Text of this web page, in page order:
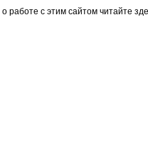
о работе с этим сайтом читайте